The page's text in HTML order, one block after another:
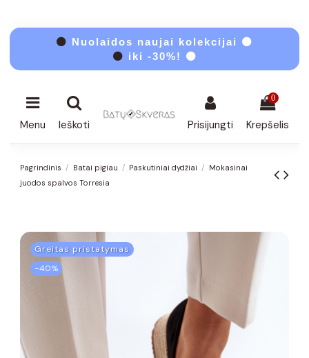
⚫ Nuolaidos naujai kolekcijai ⚫
⚫ iki -30%! ⚫
Menu Ieškoti Prisijungti
0
Krepšelis
Pagrindinis Batai pigiau Paskutiniai dydžiai
Mokasinai
juodos spalvos Torresia
Greitas pristatymas
−40%